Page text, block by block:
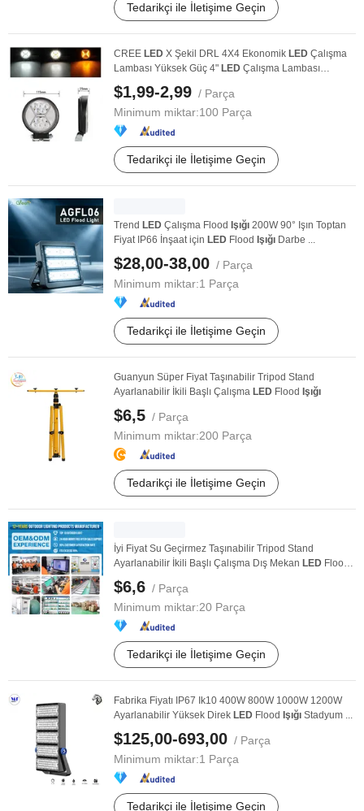
Tedarikçi ile İletişime Geçin
CREE LED X Şekil DRL 4X4 Ekonomik LED Çalışma
Lambası Yüksek Güç 4" LED Çalışma Lambası
Kamyon ...
$1,99-2,99 / Parça
Minimum miktar:100 Parça
Tedarikçi ile İletişime Geçin
Trend LED Çalışma Flood Işığı 200W 90° Işın Toptan
Fiyat IP66 İnşaat için LED Flood Işığı Darbe ...
$28,00-38,00 / Parça
Minimum miktar:1 Parça
Tedarikçi ile İletişime Geçin
Guanyun Süper Fiyat Taşınabilir Tripod Stand
Ayarlanabilir İkili Başlı Çalışma LED Flood Işığı
$6,5 / Parça
Minimum miktar:200 Parça
Tedarikçi ile İletişime Geçin
İyi Fiyat Su Geçirmez Taşınabilir Tripod Stand
Ayarlanabilir İkili Başlı Çalışma Dış Mekan LED Flood
...
$6,6 / Parça
Minimum miktar:20 Parça
Tedarikçi ile İletişime Geçin
Fabrika Fiyatı IP67 Ik10 400W 800W 1000W 1200W
Ayarlanabilir Yüksek Direk LED Flood Işığı Stadyum ...
$125,00-693,00 / Parça
Minimum miktar:1 Parça
Tedarikçi ile İletişime Geçin